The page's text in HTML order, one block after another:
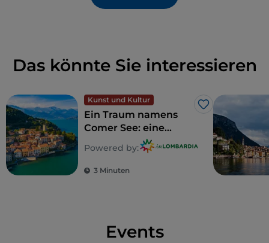
Das könnte Sie interessieren
Kunst und Kultur
Like
Ein Traum namens
Comer See: eine
Entdeckungsreise zu
5 unvergleichlichen
Villen
Powered by:
3 Minuten
Events